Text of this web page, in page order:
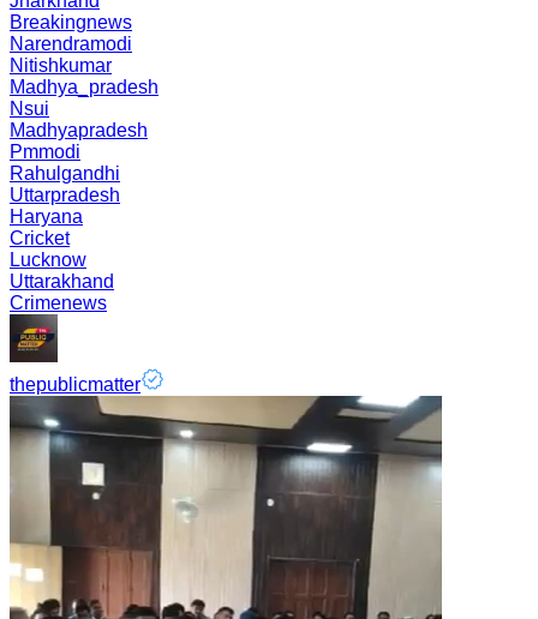
Breakingnews
Narendramodi
Nitishkumar
Madhya_pradesh
Nsui
Madhyapradesh
Pmmodi
Rahulgandhi
Uttarpradesh
Haryana
Cricket
Lucknow
Uttarakhand
Crimenews
thepublicmatter